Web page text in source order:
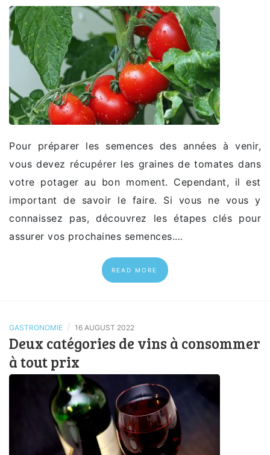
Pour préparer les semences des années à venir,
vous devez récupérer les graines de tomates dans
votre potager au bon moment. Cependant, il est
important de savoir le faire. Si vous ne vous y
connaissez pas, découvrez les étapes clés pour
assurer vos prochaines semences.…
READ MORE
GASTRONOMIE / 16 AUGUST 2022
Deux catégories de vins à consommer
à tout prix